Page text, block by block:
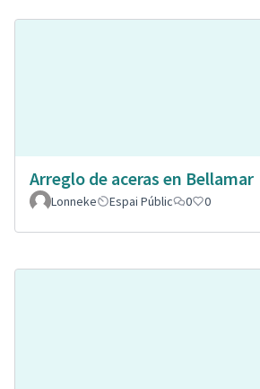
Arreglo de aceras en Bellamar
Lonneke
Espai Públic 0 0